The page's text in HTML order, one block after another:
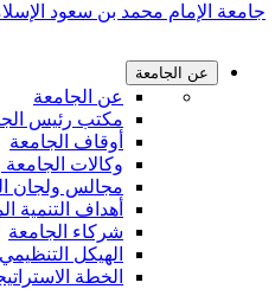
جامعة الإمام محمد بن سعود
عن الجامعة
عن الجامعة
مكتب رئيس
أوقاف الجامعة
وكالات الجامعة
مجالس ولجان
أهداف التنمية
شركاء الجامعة
الهيكل التنظيمي
الخطة